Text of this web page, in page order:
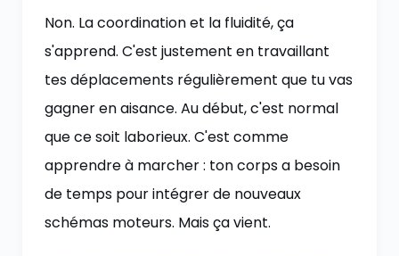
Non. La coordination et la fluidité, ça
s'apprend. C'est justement en travaillant
tes déplacements régulièrement que tu vas
gagner en aisance. Au début, c'est normal
que ce soit laborieux. C'est comme
apprendre à marcher : ton corps a besoin
de temps pour intégrer de nouveaux
schémas moteurs. Mais ça vient.